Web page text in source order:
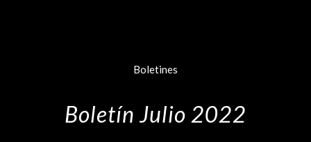
Boletines
Boletín Julio 2022